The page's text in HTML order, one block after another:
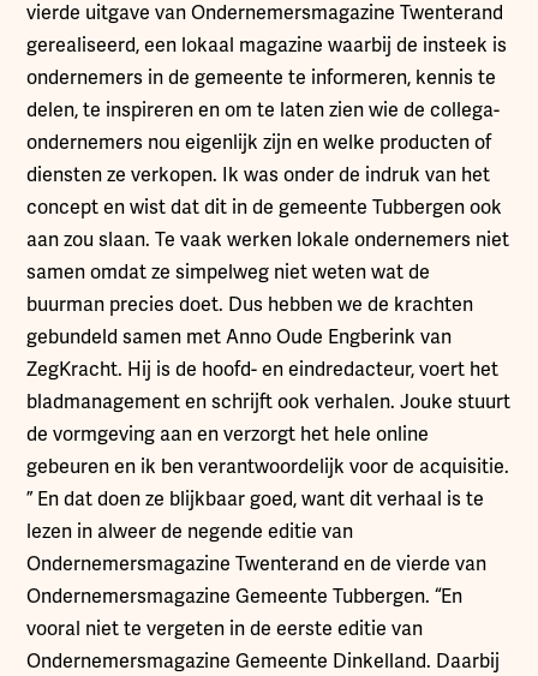
vierde uitgave van Ondernemersmagazine Twenterand
gerealiseerd, een lokaal magazine waarbij de insteek is
ondernemers in de gemeente te informeren, kennis te
delen, te inspireren en om te laten zien wie de collega-
ondernemers nou eigenlijk zijn en welke producten of
diensten ze verkopen. Ik was onder de indruk van het
concept en wist dat dit in de gemeente Tubbergen ook
aan zou slaan. Te vaak werken lokale ondernemers niet
samen omdat ze simpelweg niet weten wat de
buurman precies doet. Dus hebben we de krachten
gebundeld samen met Anno Oude Engberink van
ZegKracht. Hij is de hoofd- en eindredacteur, voert het
bladmanagement en schrijft ook verhalen. Jouke stuurt
de vormgeving aan en verzorgt het hele online
gebeuren en ik ben verantwoordelijk voor de acquisitie.
” En dat doen ze blijkbaar goed, want dit verhaal is te
lezen in alweer de negende editie van
Ondernemersmagazine Twenterand en de vierde van
Ondernemersmagazine Gemeente Tubbergen. “En
vooral niet te vergeten in de eerste editie van
Ondernemersmagazine Gemeente Dinkelland. Daarbij